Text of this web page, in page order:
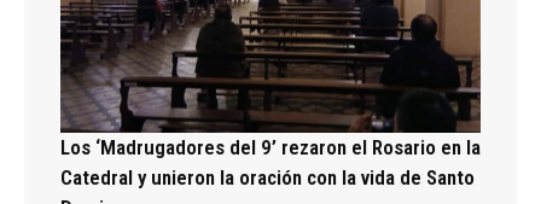
Los ‘Madrugadores del 9’ rezaron el Rosario en la
Catedral y unieron la oración con la vida de Santo